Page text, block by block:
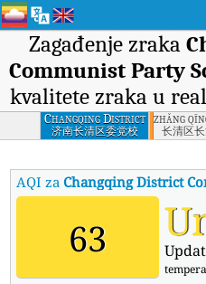
Zagađenje zraka
Communist Party
kvalitete zraka u
Changqing District
Communist Party
School, Jinan
济南长清区委党校
zhǎng
长清区
AQI zaChangqing District
63